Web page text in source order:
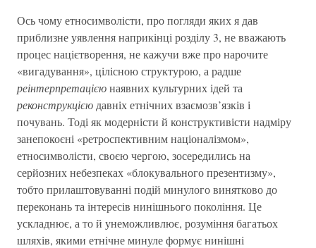
Ось чому етносимволісти, про погляди яких я дав
приблизне уявлення наприкінці розділу 3, не вважають
процес націєтворення, не кажучи вже про нарочите
«вигадування», цілісною структурою, а радше
реінтерпретацієюнаявних культурних ідей та
реконструкцією давніх етнічних взаємозв’язків і
почувань. Тоді як модерністи й конструктивісти надміру
занепокоєні «ретроспективним націоналізмом»,
етносимволісти, своєю чергою, зосередились на
серйозних небезпеках «блокувального презентизму»,
тобто прилаштовуванні подій минулого винятково до
переконань та інтересів нинішнього покоління. Це
ускладнює, а то й унеможливлює, розуміння багатьох
шляхів, якими етнічне минуле формує нинішні